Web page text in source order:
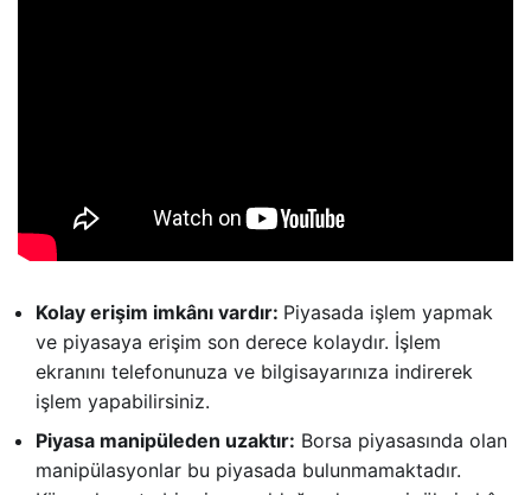
Kolay erişim imkânı vardır: Piyasada işlem yapmak
ve piyasaya erişim son derece kolaydır. İşlem
ekranını telefonunuza ve bilgisayarınıza indirerek
işlem yapabilirsiniz.
Piyasa manipüleden uzaktır: Borsa piyasasında olan
manipülasyonlar bu piyasada bulunmamaktadır.